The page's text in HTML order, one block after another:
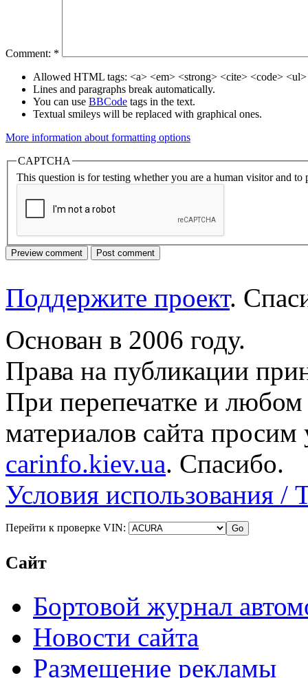
Comment: *
Allowed HTML tags: <a> <em> <strong> <cite> <code>
Lines and paragraphs break automatically.
You can use BBCode tags in the text.
Textual smileys will be replaced with graphical ones.
More information about formatting options
CAPTCHA
This question is for testing whether you are a human visitor and to
Поддержите проект.
Основан в 2006 году.
Права на публикации
При перепечатке и
материалов сайта просим
carinfo.kiev.ua. Спасибо.
Условия использования /
Перейти к проверке VIN:
Сайт
Бортовой журнал
Новости сайта
Размещение рекламы